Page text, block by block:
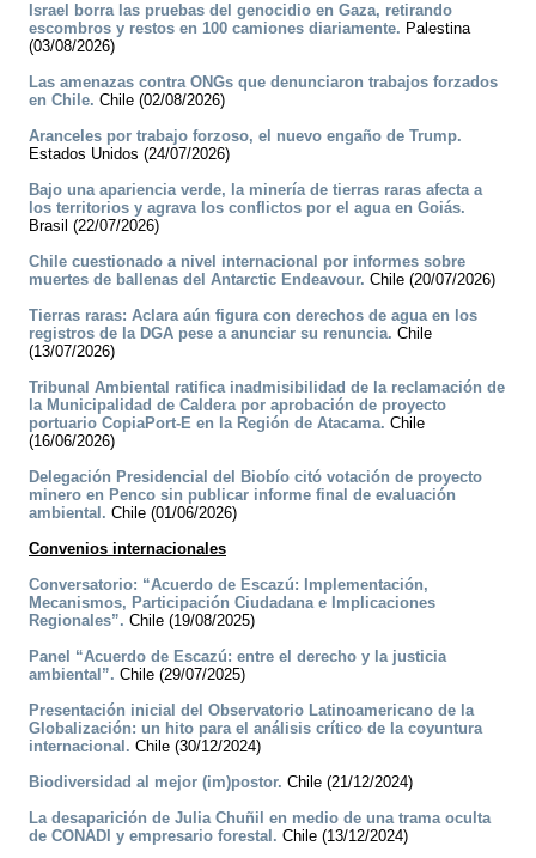
Israel borra las pruebas del genocidio en Gaza, retirando
escombros y restos en 100 camiones diariamente. Palestina
(03/08/2026)
Las amenazas contra ONGs que denunciaron trabajos forzados
en Chile. Chile (02/08/2026)
Aranceles por trabajo forzoso, el nuevo engaño de Trump.
Estados Unidos (24/07/2026)
Bajo una apariencia verde, la minería de tierras raras afecta a
los territorios y agrava los conflictos por el agua en Goiás.
Brasil (22/07/2026)
Chile cuestionado a nivel internacional por informes sobre
muertes de ballenas del Antarctic Endeavour. Chile (20/07/2026)
Tierras raras: Aclara aún figura con derechos de agua en los
registros de la DGA pese a anunciar su renuncia. Chile
(13/07/2026)
Tribunal Ambiental ratifica inadmisibilidad de la reclamación de
la Municipalidad de Caldera por aprobación de proyecto
portuario CopiaPort-E en la Región de Atacama. Chile
(16/06/2026)
Delegación Presidencial del Biobío citó votación de proyecto
minero en Penco sin publicar informe final de evaluación
ambiental. Chile (01/06/2026)
Convenios internacionales
Conversatorio: “Acuerdo de Escazú: Implementación,
Mecanismos, Participación Ciudadana e Implicaciones
Regionales”. Chile (19/08/2025)
Panel “Acuerdo de Escazú: entre el derecho y la justicia
ambiental”. Chile (29/07/2025)
Presentación inicial del Observatorio Latinoamericano de la
Globalización: un hito para el análisis crítico de la coyuntura
internacional. Chile (30/12/2024)
Biodiversidad al mejor (im)postor. Chile (21/12/2024)
La desaparición de Julia Chuñil en medio de una trama oculta
de CONADI y empresario forestal. Chile (13/12/2024)